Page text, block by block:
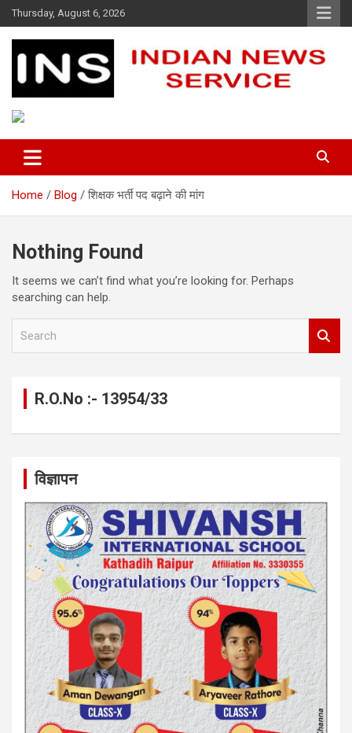
Skip
to
content
Thursday, August 6, 2026
Indian News Service
Home Blog शिक्षक भर्ती पद बढ़ाने की मांग
Nothing Found
It seems we can’t find what you’re looking for. Perhaps
searching can help.
R.O.No :- 13954/33
विज्ञापन